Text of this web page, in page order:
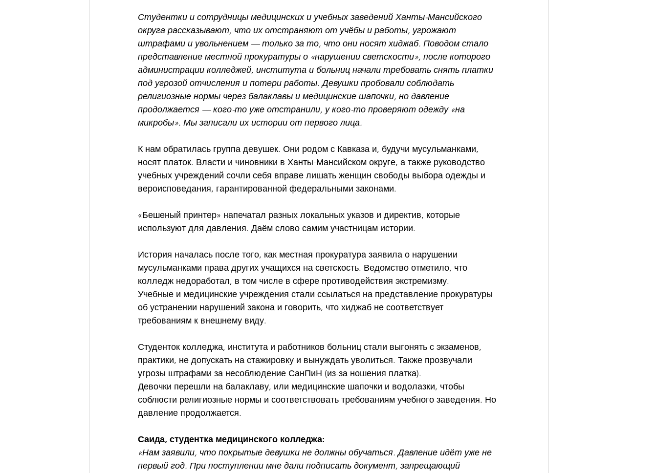
Студентки и сотрудницы медицинских и учебных заведений Ханты-Мансийского
округа рассказывают, что их отстраняют от учёбы и работы, угрожают
штрафами и увольнением — только за то, что они носят хиджаб. Поводом стало
представление местной прокуратуры о «нарушении светскости», после которого
администрации колледжей, института и больниц начали требовать снять платки
под угрозой отчисления и потери работы. Девушки пробовали соблюдать
религиозные нормы через балаклавы и медицинские шапочки, но давление
продолжается — кого-то уже отстранили, у кого-то проверяют одежду «на
микробы». Мы записали их истории от первого лица.
К нам обратилась группа девушек. Они родом с Кавказа и, будучи мусульманками,
носят платок. Власти и чиновники в Ханты-Мансийском округе, а также руководство
учебных учреждений сочли себя вправе лишать женщин свободы выбора одежды и
вероисповедания, гарантированной федеральными законами.
«Бешеный принтер» напечатал разных локальных указов и директив, которые
используют для давления. Даём слово самим участницам истории.
История началась после того, как местная прокуратура заявила о нарушении
мусульманками права других учащихся на светскость. Ведомство отметило, что
колледж недоработал, в том числе в сфере противодействия экстремизму.
Учебные и медицинские учреждения стали ссылаться на представление прокуратуры
об устранении нарушений закона и говорить, что хиджаб не соответствует
требованиям к внешнему виду.
Студенток колледжа, института и работников больниц стали выгонять с экзаменов,
практики, не допускать на стажировку и вынуждать уволиться. Также прозвучали
угрозы штрафами за несоблюдение СанПиН (из-за ношения платка).
Девочки перешли на балаклаву, или медицинские шапочки и водолазки, чтобы
соблюсти религиозные нормы и соответствовать требованиям учебного заведения. Но
давление продолжается.
Саида, студентка медицинского колледжа:
«Нам заявили, что покрытые девушки не должны обучаться. Давление идёт уже не
первый год. При поступлении мне дали подписать документ, запрещающий